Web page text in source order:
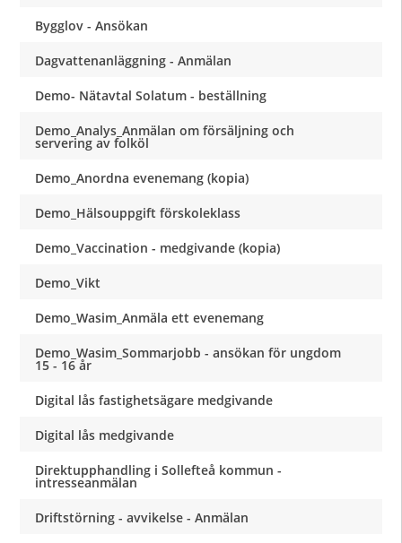
Bygglov - Ansökan
Dagvattenanläggning - Anmälan
Demo- Nätavtal Solatum - beställning
Demo_Analys_Anmälan om försäljning och
servering av folköl
Demo_Anordna evenemang (kopia)
Demo_Hälsouppgift förskoleklass
Demo_Vaccination - medgivande (kopia)
Demo_Vikt
Demo_Wasim_Anmäla ett evenemang
Demo_Wasim_Sommarjobb - ansökan för ungdom
15 - 16 år
Digital lås fastighetsägare medgivande
Digital lås medgivande
Direktupphandling i Sollefteå kommun -
intresseanmälan
Driftstörning - avvikelse - Anmälan